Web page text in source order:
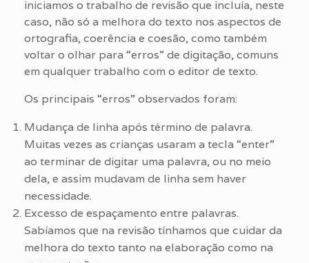
iniciamos o trabalho de revisão que incluía, neste
caso, não só a melhora do texto nos aspectos de
ortografia, coerência e coesão, como também
voltar o olhar para “erros” de digitação, comuns
em qualquer trabalho com o editor de texto.
Os principais “erros” observados foram:
Mudança de linha após término de palavra.
Muitas vezes as crianças usaram a tecla “enter”
ao terminar de digitar uma palavra, ou no meio
dela, e assim mudavam de linha sem haver
necessidade.
Excesso de espaçamento entre palavras.
Sabíamos que na revisão tínhamos que cuidar da
melhora do texto tanto na elaboração como na